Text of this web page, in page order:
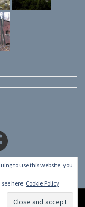
to use this website, you
here: Cookie Policy